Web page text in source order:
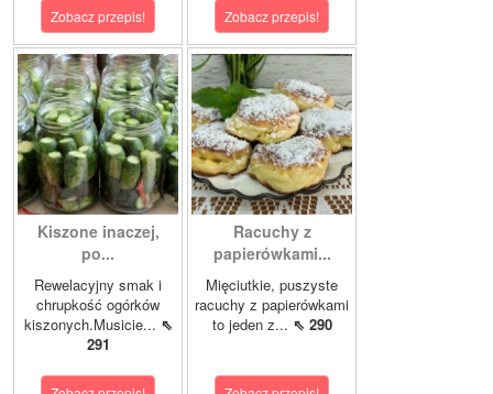
Zobacz przepis! Zobacz przepis!
Kiszone inaczej,
po...
Rewelacyjny smak i
chrupkość ogórków
kiszonych.Musicie... ⇖
291
Racuchy z
papierówkami...
Mięciutkie, puszyste
racuchy z papierówkami
to jeden z... ⇖ 290